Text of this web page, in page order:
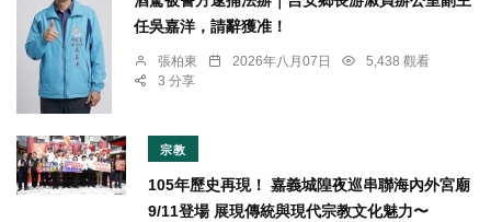
任吳嘉洋，請辭獲准！
張柏東 2026年八月07日
5,438 觀看
3 分享
宗教
105年歷史再現！ 嘉義城隍夜巡串聯海內外宮廟
9/11登場 展現傳統與現代宗教文化魅力〜